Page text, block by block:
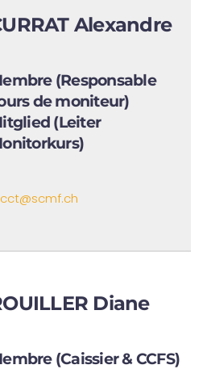
Alexandre
(Responsable
de moniteur)
(Leiter
Diane
(Caissier & CCFS)